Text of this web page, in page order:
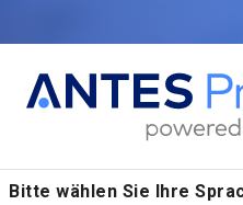
Bitte wählen Sie Ihre